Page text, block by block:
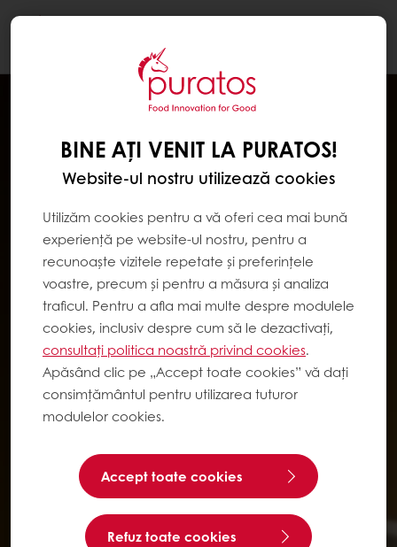
BINE AȚI VENIT LA PURATOS!
Website-ul nostru utilizează cookies
Utilizăm cookies pentru a vă oferi cea mai bună
experiență pe website-ul nostru, pentru a
recunoaște vizitele repetate și preferințele
voastre, precum și pentru a măsura și analiza
traficul. Pentru a afla mai multe despre modulele
cookies, inclusiv despre cum să le dezactivați,
consultați politica noastră privind cookies.
Apăsând clic pe „Accept toate cookies” vă dați
consimțământul pentru utilizarea tuturor
modulelor cookies.
Accept toate cookies
Refuz toate cookies